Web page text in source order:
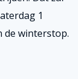
1
de winterstop.